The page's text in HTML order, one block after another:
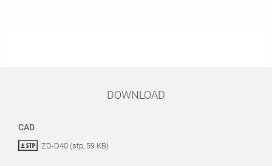
DOWNLOAD
CAD
ZD-D40 (stp, 59 KB)